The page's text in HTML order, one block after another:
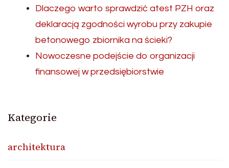
Dlaczego warto sprawdzić atest PZH oraz
deklaracją zgodności wyrobu przy zakupie
betonowego zbiornika na ścieki?
Nowoczesne podejście do organizacji
finansowej w przedsiębiorstwie
Kategorie
architektura